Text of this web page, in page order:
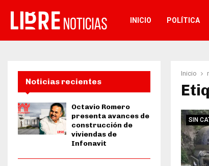
INICIO POLÍTICA
Inicio
SIN
Noticias recientes
Octavio Romero
presenta avances de
construcción de
viviendas de
Infonavit